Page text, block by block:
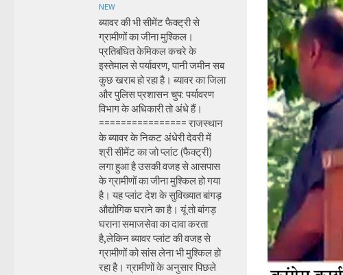
NEW
ब्यावर की भी सीमेंट फैक्ट्री से
ग्रामीणों का जीना मुश्किल।
प्रतिबंधित केमिकल कचरे के
इस्तेमाल से पर्यावरण, पानी जमीन सब
कुछ खराब हो रहा है। ब्यावर का जिला
और पुलिस प्रशासन चुप: पर्यावरण
विभाग के अधिकारी तो अंधे हैं।
================ राजस्थान
के ब्यावर के निकट अंधेरी देवरी में
श्री सीमेंट का जो प्लांट (फैक्ट्री)
लगा हुआ है उसकी वजह से आसपास
के ग्रामीणों का जीना मुश्किल हो गया
है। यह प्लांट देश के सुविख्यात बांगड़
औद्योगिक घराने का है। यूं तो बांगड़
घराना समाजसेवा का दावा करता
है,लेकिन ब्यावर प्लांट की वजह से
ग्रामीणों को सांस लेना भी मुश्किल हो
रहा है। ग्रामीणों के अनुसार पिछले